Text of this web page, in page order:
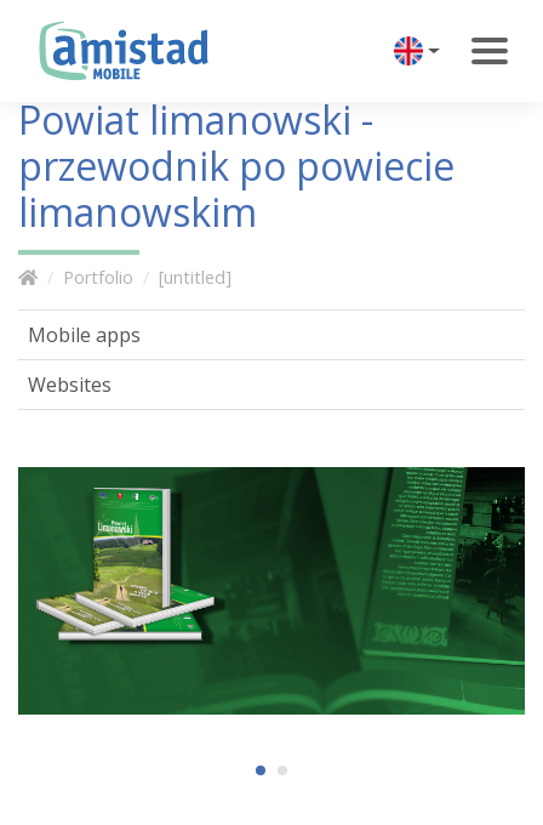
Powiat limanowski -
przewodnik po powiecie
limanowskim
Portfolio [untitled]
Mobile apps
Websites